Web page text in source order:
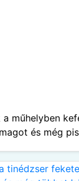
a műhelyben
és még